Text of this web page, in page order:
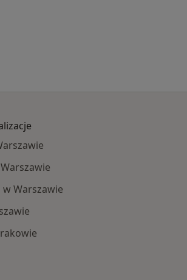
Warszawie